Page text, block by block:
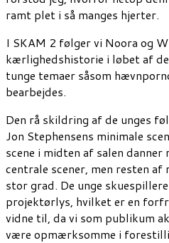
ramt plet i så manges hjerter.
I SKAM 2 følger vi Noora og
kærlighedshistorie i løbet af
tunge temaer såsom
bearbejdes.
Den rå skildring af de unges
Jon Stephensens minimale
scene i midten af salen
centrale scener, men resten
stor grad. De unge
projektørlys, hvilket er en
vidne til, da vi som publikum
være opmærksomme i